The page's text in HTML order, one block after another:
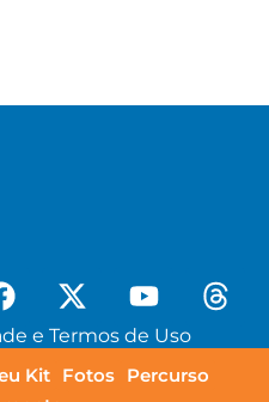
Kit Fotos
Percurso
e Termos de Uso